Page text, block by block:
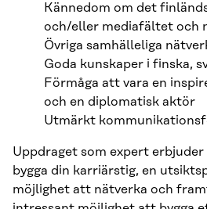
Kännedom om det
och/eller mediafältet och
Övriga samhälleliga
Goda kunskaper i finska,
Förmåga att vara en
och en diplomatisk aktör
Utmärkt
Uppdraget som expert
bygga din karriärstig, en
möjlighet att nätverka och